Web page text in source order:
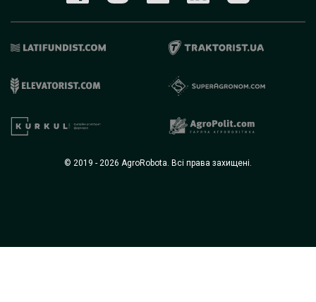
© 2019 - 2026 AgroRobota. Всі права захищені.